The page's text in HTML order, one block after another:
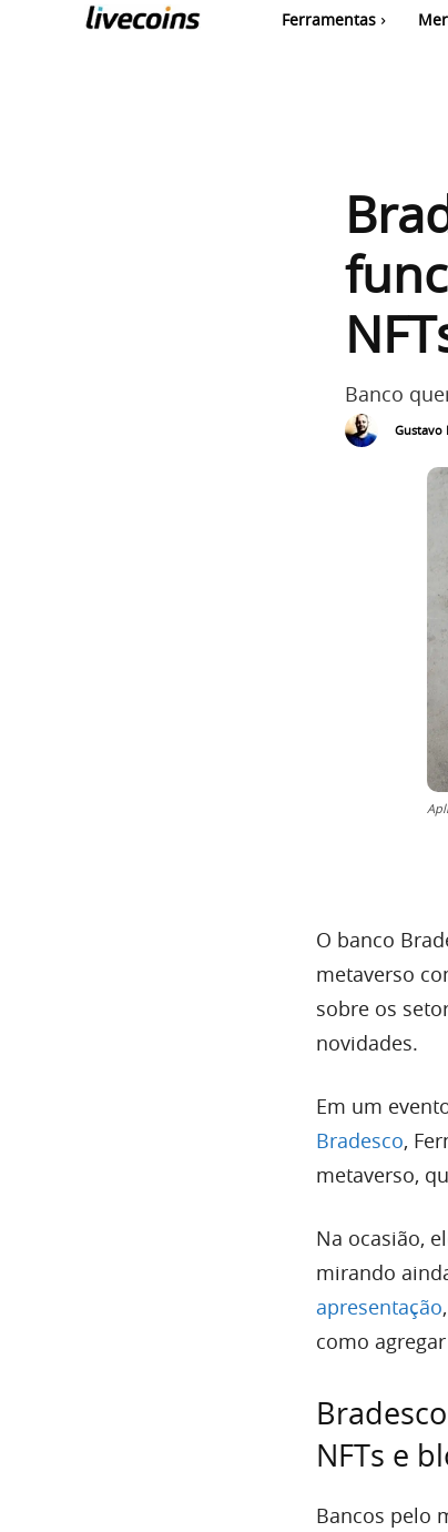
Ferramentas
Banco
Gustavo
O banco
metaverso
sobre os
novidades.
Em um
Bradesco,
metaverso,
Na ocasião,
mirando
apresentação
como
NFTs e
Bancos pelo